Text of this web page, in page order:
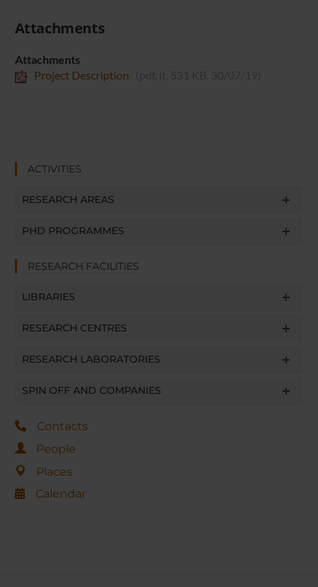
Attachments
Attachments
Project Description
ACTIVITIES
RESEARCH AREAS
PHD PROGRAMMES
RESEARCH FACILITIES
LIBRARIES
RESEARCH CENTRES
RESEARCH LABORATORIES
SPIN OFF AND COMPANIES
Contacts
People
Places
Calendar